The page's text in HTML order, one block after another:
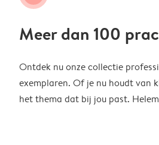
Meer dan 100
Ontdek nu onze collectie
exemplaren. Of je nu houdt van
het thema dat bij jou past.